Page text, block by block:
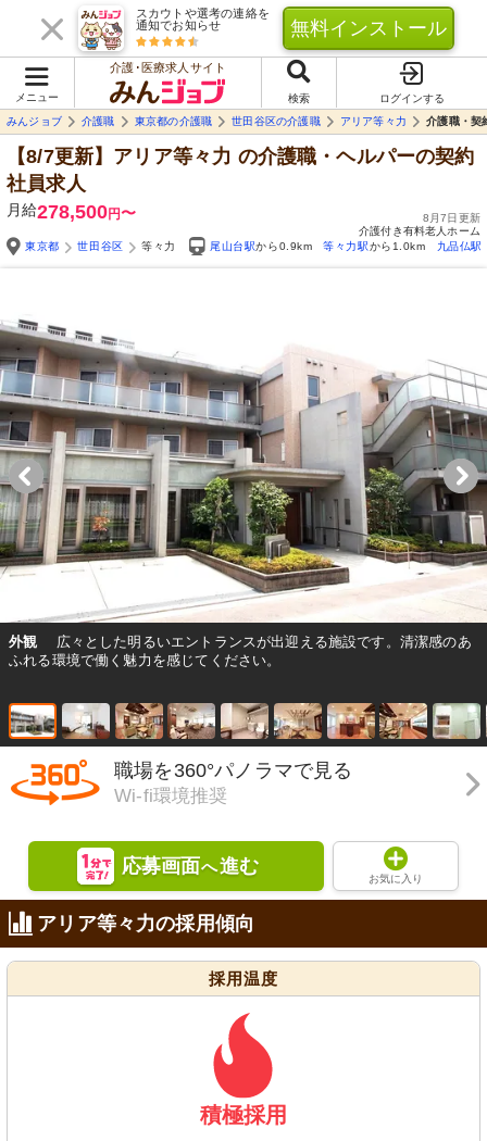
スカウトや選考の連絡を
通知でお知らせ
無料インストール
メニュー
介護･医療求人サイト
検索
ログインする
みんジョブ
介護職 東京都の介護職 世田谷区の介護職 アリア等々力 介護職・契
【8/7更新】アリア等々力 の介護職・ヘルパーの契約
社員求人
月給278,500円〜
8月7日更新
介護付き有料老人ホーム
東京都
世田谷区 等々力 尾山台駅から0.9km 等々力駅から1.0km 九品仏駅
外観
広々とした明るいエントランスが出迎える施設です。清潔感のあ
ふれる環境で働く魅力を感じてください。
職場を360°パノラマで見る
Wi-fi環境推奨
応募画面へ進む
お気に入り
アリア等々力の採用傾向
採用温度
積極採用